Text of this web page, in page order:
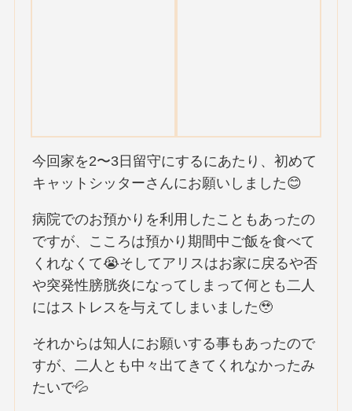
今回家を2〜3日留守にするにあたり、初めて
キャットシッターさんにお願いしました😊
病院でのお預かりを利用したこともあったの
ですが、こころは預かり期間中ご飯を食べて
くれなくて😭そしてアリスはお家に戻るや否
や突発性膀胱炎になってしまって何とも二人
にはストレスを与えてしまいました🥹
それからは知人にお願いする事もあったので
すが、二人とも中々出てきてくれなかったみ
たいで💦